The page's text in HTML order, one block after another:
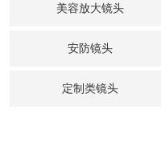
美容放大镜头
安防镜头
定制类镜头